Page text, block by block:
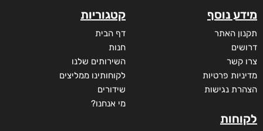
מידע נוסף
תקנון האתר
דרושים
צרו קשר
מדיניות פרטיות
הצהרת נגישות
לקוחות
קטגוריות
דף הבית
חנות
השירותים שלנו
לקוחותינו ממליצים
שידורים
מי אנחנו?